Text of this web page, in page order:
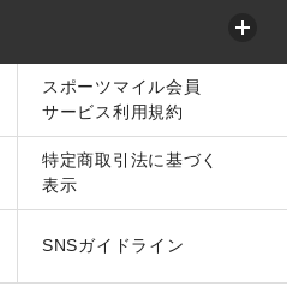
スポーツマイル会員
サービス利用規約
特定商取引法に基づく
表示
SNSガイドライン